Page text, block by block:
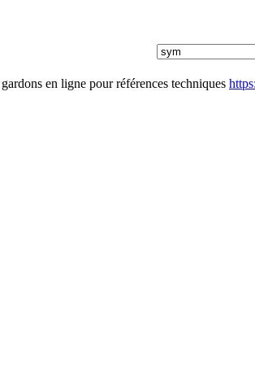
en ligne pour références techniques